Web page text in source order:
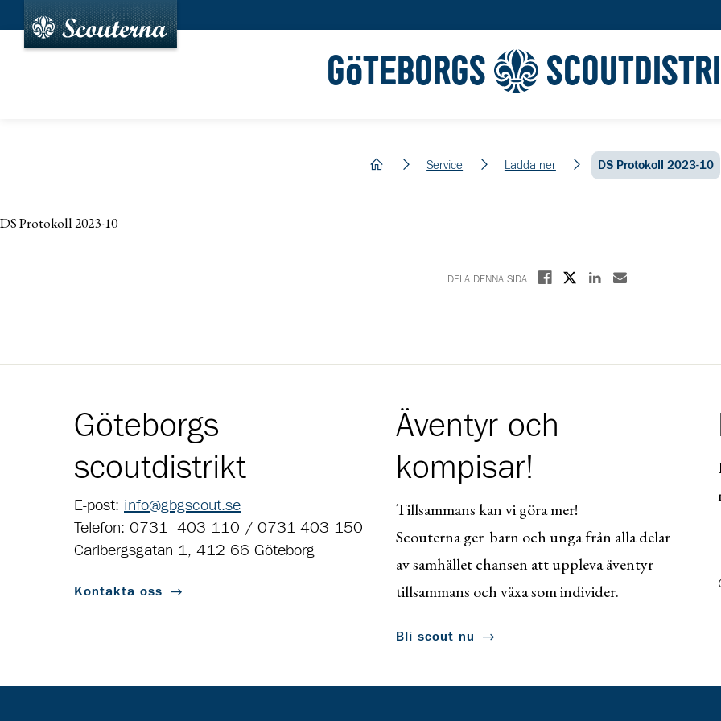
GÖTEBORGS
hem Service Ladda ner DS Protokoll 2023-10
DS Protokoll 2023-10
DELA DENNA SIDA Dela på Facebook
Dela på XDela på Linkedin
Dela med E-post
Göteborgs
scoutdistrikt
E-post: info@gbgscout.se
Telefon: 0731- 403 110 / 0731-403 150
Carlbergsgatan 1, 412 66 Göteborg
Kontakta oss
Äventyr och
kompisar!
Tillsammans kan vi göra mer!
Scouterna ger barn och unga från alla delar
av samhället chansen att uppleva äventyr
tillsammans och växa som individer.
Bli scout nu